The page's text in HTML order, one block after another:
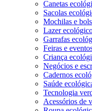
Canetas
Sacolas
Mochilas e
Lazer
Garrafas
Feiras e
Criança
Negócios e
Cadernos
Saúde
Tecnologia
Acessórios de